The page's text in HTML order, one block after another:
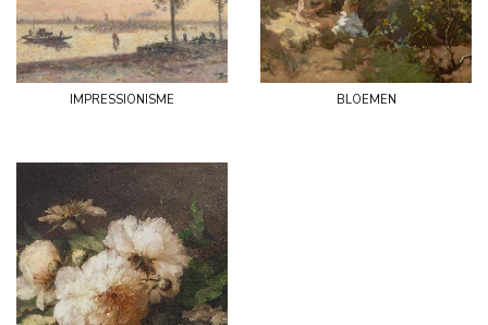
impressionisme bloemen